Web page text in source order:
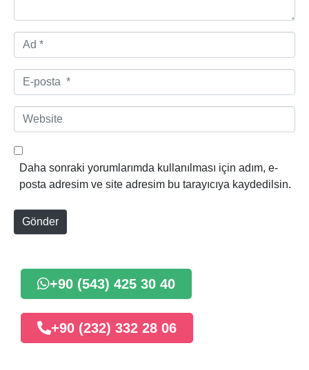
d
*
-
p
t
W
e
b
e
Daha sonraki yorumlarımda kullanılması için adım, e-
posta adresim ve site adresim bu tarayıcıya kaydedilsin.
Gönder
+90 (543) 425 30 40
+90 (232) 332 28 06